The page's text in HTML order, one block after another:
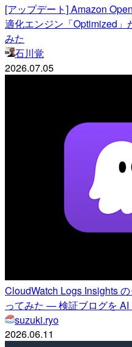
[アップデート] Amazon
適化エンジン「Optimized」
みた
石川覚
2026.07.05
CloudWatch Logs Insights
ってみた — 検証ブログを AI
suzuki.ryo
2026.06.11